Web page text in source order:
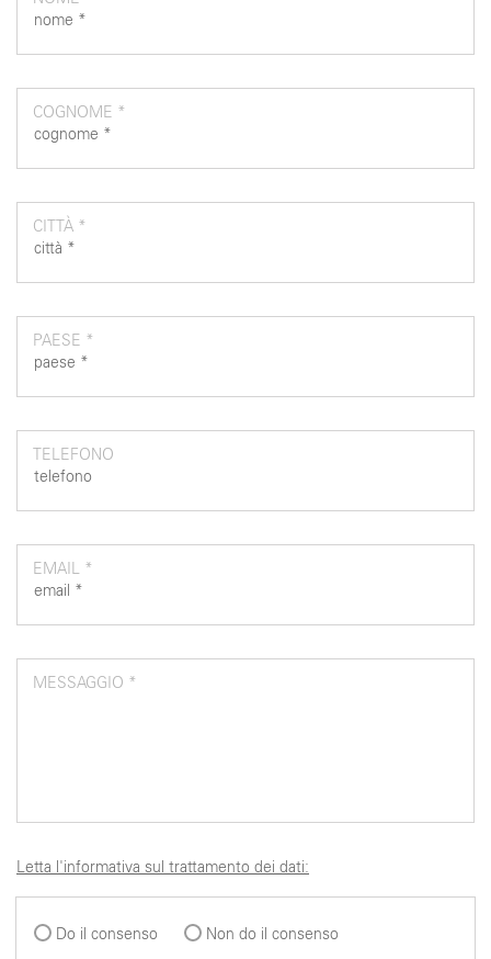
COGNOME *
CITTÀ *
PAESE *
TELEFONO
EMAIL *
MESSAGGIO *
Letta l'informativa sul trattamento dei dati:
Do il consenso
Non do il consenso